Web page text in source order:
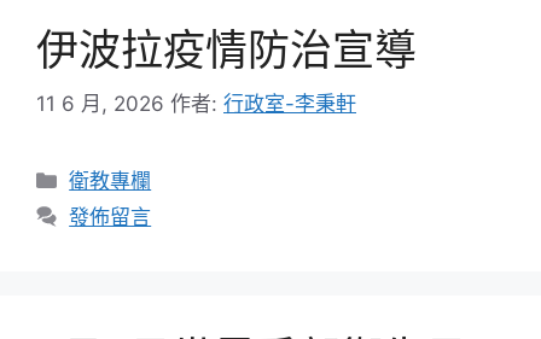
伊波拉疫情防治宣導
11 6 月, 2026 作者: 行政室-李秉軒
分
類
衛教專欄
發佈留言